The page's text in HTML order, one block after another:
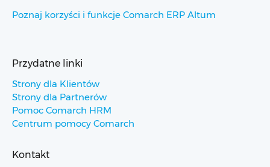
Poznaj korzyści i funkcje Comarch ERP Altum
Przydatne linki
Strony dla Klientów
Strony dla Partnerów
Pomoc Comarch HRM
Centrum pomocy Comarch
Kontakt